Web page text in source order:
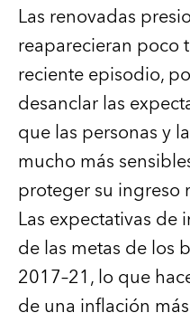
Las renovadas
reaparecieran poco
reciente episodio,
desanclar las
que las personas y
mucho más
proteger su ingreso
Las expectativas de
de las metas de los
2017–21, lo que
de una inflación